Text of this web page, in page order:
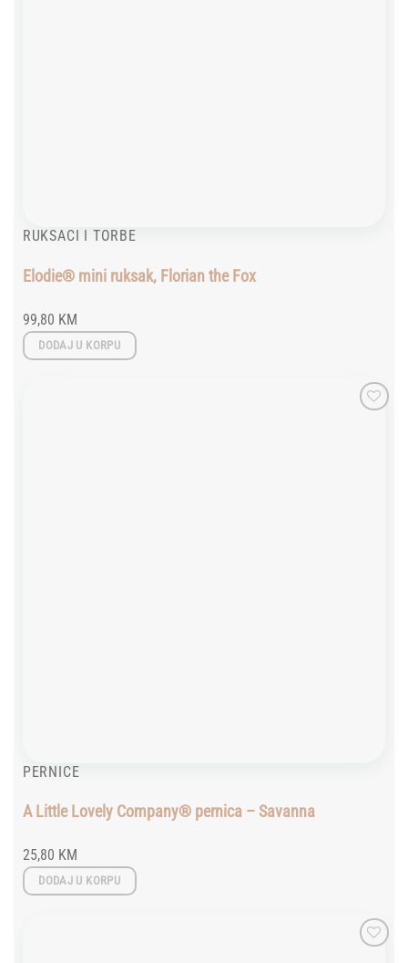
RUKSACI I TORBE
Elodie® mini ruksak, Florian the Fox
99,80 KM
DODAJ U KORPU
PERNICE
A Little Lovely Company® pernica – Savanna
25,80 KM
DODAJ U KORPU